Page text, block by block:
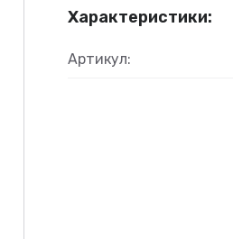
Характеристики:
Артикул: